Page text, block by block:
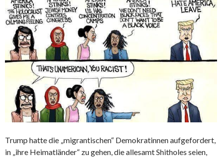
Trump hatte die „migrantischen“ Demokratinnen aufgefordert,
in „ihre Heimatländer“ zu gehen, die allesamt Shitholes seien,